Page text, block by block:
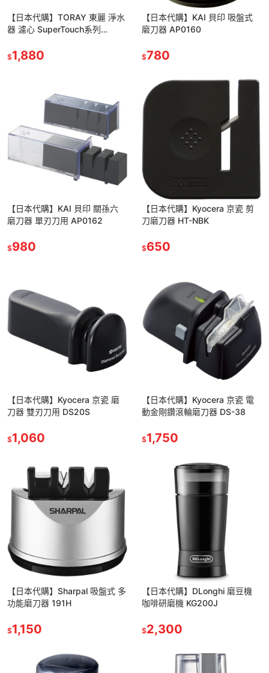
【日本代購】TORAY 東麗 淨水
器 濾心 SuperTouch系列
$1,880
【日本代購】KAI 貝印 吸盤式
磨刀器 AP0160
$780
【日本代購】KAI 貝印 關孫六
磨刀器 單刃刀用 AP0162
$980
【日本代購】Kyocera 京瓷 剪
刀磨刀器 HT-NBK
$650
【日本代購】Kyocera 京瓷 磨
刀器 雙刃刀用 DS20S
$1,060
【日本代購】Kyocera 京瓷 電
動金剛鑽滾輪磨刀器 DS-38
$1,750
【日本代購】Sharpal 吸盤式 多
功能磨刀器 191H
$1,150
【日本代購】DLonghi 磨豆機
咖啡研磨機 KG200J
$2,300